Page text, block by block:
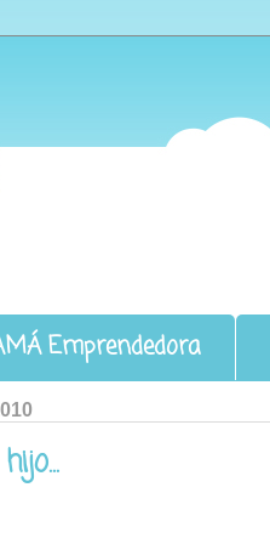
Emprendedora